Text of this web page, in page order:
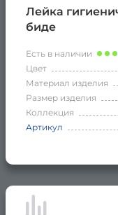
Лейка
биде
Есть в наличии
Цвет
Материал изделия
Размер изделия
Коллекция
Артикул